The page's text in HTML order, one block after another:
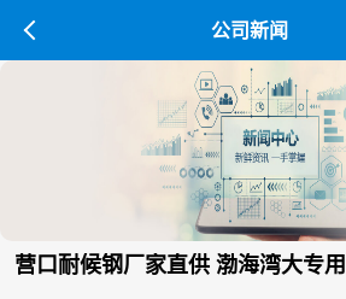
公司新闻
营口耐候钢厂家直供 渤海湾大专用